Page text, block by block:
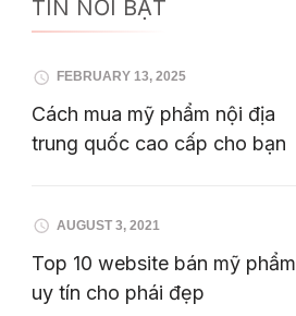
TIN NỔI BẬT
FEBRUARY 13, 2025
Cách mua mỹ phẩm nội địa
trung quốc cao cấp cho bạn
AUGUST 3, 2021
Top 10 website bán mỹ phẩm
uy tín cho phái đẹp